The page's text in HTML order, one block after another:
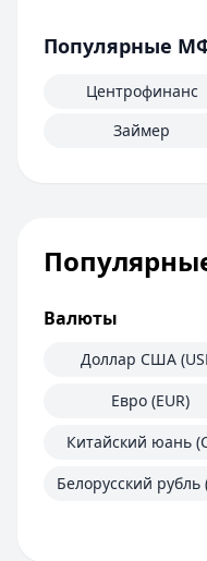
Популярные
Центрофинанс
Займер
Валюты
Доллар США
Евро (EUR)
Китайский юань
Белорусский рубль